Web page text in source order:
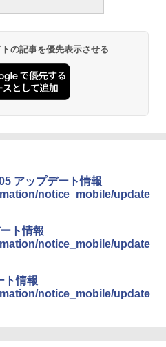
の記事を優先表示させる
アップデート情報
notice_mobile/update
ト情報
notice_mobile/update
ト情報
notice_mobile/update